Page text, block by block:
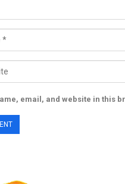
email, and website in this